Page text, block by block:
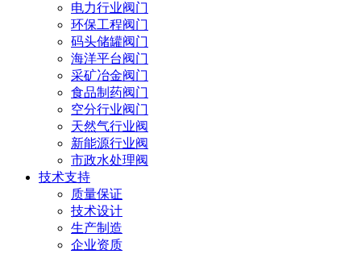
电力行业阀门
环保工程阀门
码头储罐阀门
海洋平台阀门
采矿冶金阀门
食品制药阀门
空分行业阀门
天然气行业阀
新能源行业阀
市政水处理阀
技术支持
质量保证
技术设计
生产制造
企业资质